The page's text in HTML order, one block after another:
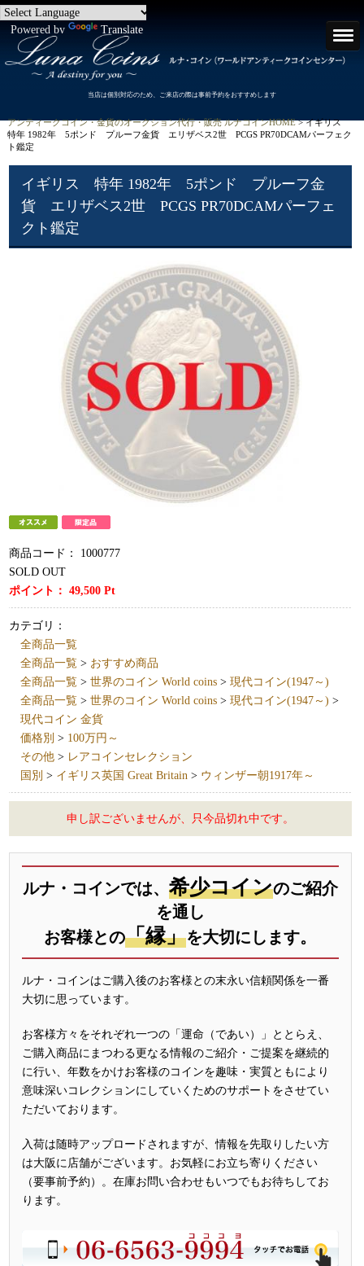
Powered by Translate
当店は個別対応のため、ご来店の際は事前予約をおすすめします
アンティークコイン・金貨のオークション代行・販売 ルナコインHOME> イギリス
特年 1982年 5ポンド プルーフ金貨 エリザベス2世 PCGS PR70DCAMパーフェク
ト鑑定
イギリス 特年 1982年 5ポンド プルーフ金
貨 エリザベス2世 PCGS PR70DCAMパーフェ
クト鑑定
商品コード：
1000777
SOLD OUT
ポイント：49,500 Pt
カテゴリ：
全商品一覧
全商品一覧 > おすすめ商品
全商品一覧 >世界のコイン World coins >現代コイン(1947～)
全商品一覧 >世界のコイン World coins >現代コイン(1947～) >
現代コイン 金貨
価格別 > 100万円～
その他 > レアコインセレクション
国別 > イギリス英国 Great Britain > ウィンザー朝1917年～
申し訳ございませんが、只今品切れ中です。
ルナ・コインでは、 希少コインのご紹介
を通し
お客様との「縁」を大切にします。
ルナ・コインはご購入後のお客様との末永い信頼関係を一番
大切に思っています。
お客様方々をそれぞれ一つの「運命（であい）」ととらえ、
ご購入商品にまつわる更なる情報のご紹介・ご提案を継続的
に行い、年数をかけお客様のコインを趣味・実質ともにより
意味深いコレクションにしていくためのサポートをさせてい
ただいております。
入荷は随時アップロードされますが、情報を先取りしたい方
は大阪に店舗がございます。お気軽にお立ち寄りください
（要事前予約）。在庫お問い合わせもいつでもお待ちしてお
ります。